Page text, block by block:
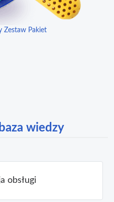
Zestaw Pakiet
wiedzy
obsługi